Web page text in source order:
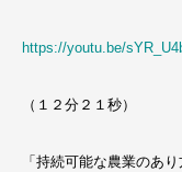
https://youtu.be/
（１２分２１秒）
「持続可能な農業のあり